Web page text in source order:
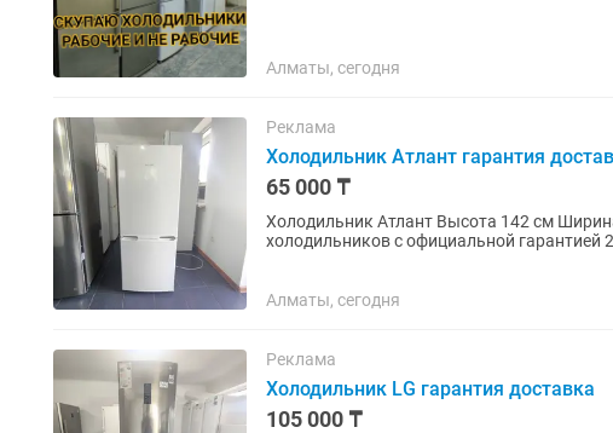
Алматы, сегодня
Реклама
Холодильник Атлант гарантия
65 000 ₸
Холодильник Атлант Высота 142 см Ширина 54 см Глубина 56 см ✅ Продажа б/у
холодильников с официальной гарантией
Алматы, сегодня
Реклама
Холодильник LG гарантия доставка
105 000 ₸